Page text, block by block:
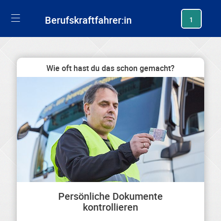
Berufskraftfahrer:in 1
Wie oft hast du das schon gemacht?
Persönliche Dokumente
kontrollieren